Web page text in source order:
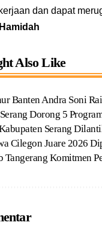
dan dapat
Also Like
Banten Andra Soni
Dorong 5
Serang
Cilegon Juare 2026
Tangerang Komitmen